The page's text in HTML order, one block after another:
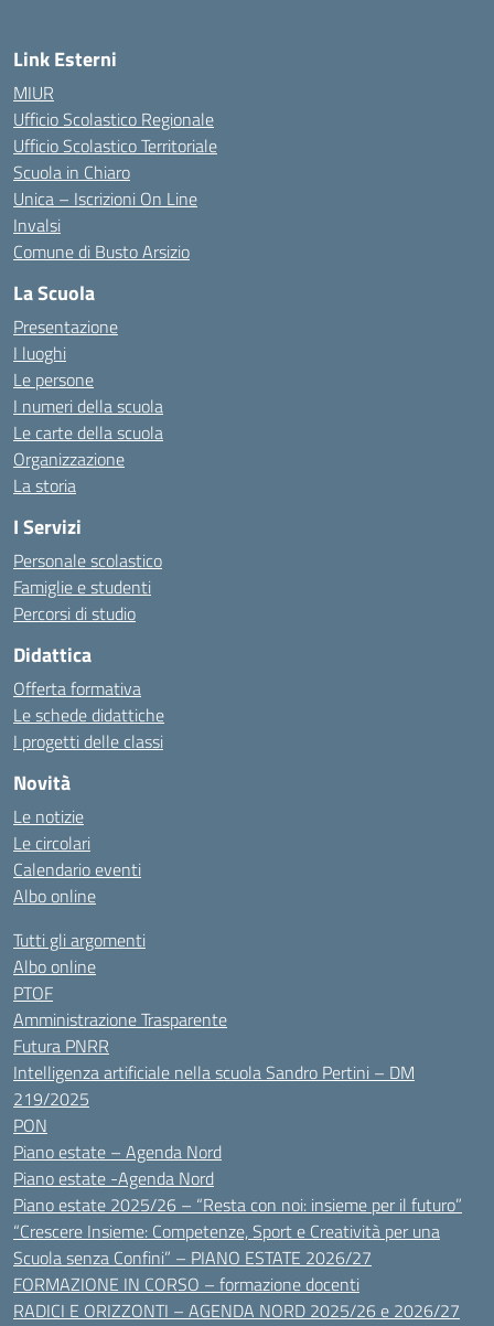
Link Esterni
MIUR
Ufficio Scolastico Regionale
Ufficio Scolastico Territoriale
Scuola in Chiaro
Unica – Iscrizioni On Line
Invalsi
Comune di Busto Arsizio
La Scuola
Presentazione
I luoghi
Le persone
I numeri della scuola
Le carte della scuola
Organizzazione
La storia
I Servizi
Personale scolastico
Famiglie e studenti
Percorsi di studio
Didattica
Offerta formativa
Le schede didattiche
I progetti delle classi
Novità
Le notizie
Le circolari
Calendario eventi
Albo online
Tutti gli argomenti
Albo online
PTOF
Amministrazione Trasparente
Futura PNRR
Intelligenza artificiale nella scuola Sandro Pertini – DM
219/2025
PON
Piano estate – Agenda Nord
Piano estate -Agenda Nord
Piano estate 2025/26 – “Resta con noi: insieme per il futuro”
“Crescere Insieme: Competenze, Sport e Creatività per una
Scuola senza Confini” – PIANO ESTATE 2026/27
FORMAZIONE IN CORSO – formazione docenti
RADICI E ORIZZONTI – AGENDA NORD 2025/26 e 2026/27